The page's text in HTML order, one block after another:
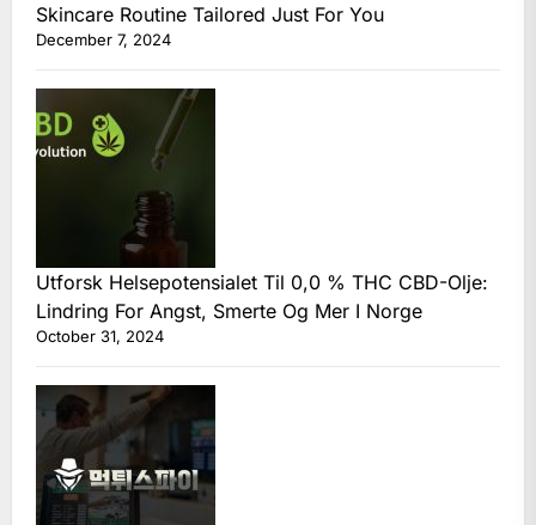
Skincare Routine Tailored Just For You
December 7, 2024
Utforsk Helsepotensialet Til 0,0 % THC CBD-Olje:
Lindring For Angst, Smerte Og Mer I Norge
October 31, 2024